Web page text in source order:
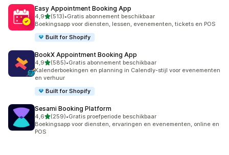
Easy Appointment Booking App
4,9van 5 sterren
(513)
513 recensies in totaal
•Gratis abonnement beschikbaar
Boekingsapp voor diensten, lessen, evenementen, tickets en POS
Built for Shopify
BookX Appointment Booking App
4,9van 5 sterren
(585)
585 recensies in totaal
•Gratis abonnement beschikbaar
Kalenderboekingen en planning in Calendly-stijl voor evenementen
en verhuur
Built for Shopify
Sesami Booking Platform
4,6van 5 sterren
(259)
259 recensies in totaal
•Gratis proefperiode beschikbaar
Boekingsapp voor diensten, ervaringen en evenementen, online en
POS